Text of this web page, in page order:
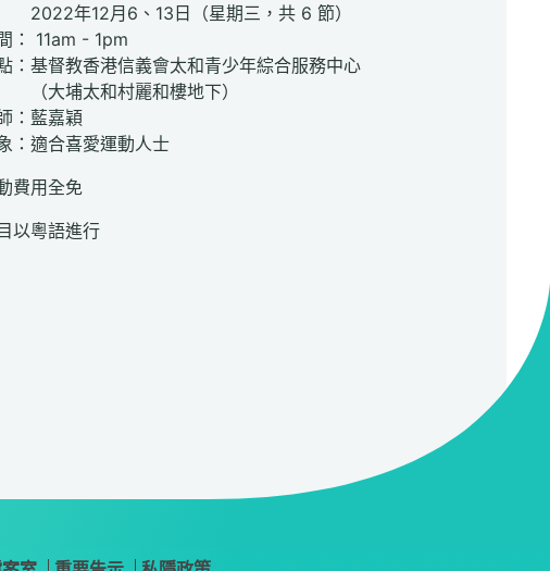
年12月6、13日（星期三，共 6 節）
： 11am - 1pm
：基督教香港信義會太和青少年綜合服務中心
大埔太和村麗和樓地下）
：藍嘉穎
：適合喜愛運動人士
費用全免
以粵語進行